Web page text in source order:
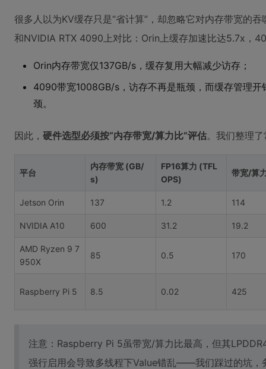
很多人以为KV缓存只是“省计算”，却忽略它对内存带宽的
和NVIDIA RTX 4090上对比：Orin上缓存加速比达5.7x，
Orin内存带宽仅137GB/s，缓存复用大幅减少访存；
4090带宽1008GB/s，访存不再是瓶颈，而缓存管理
颈。
因此， 硬件选型必须按“内存带宽/算力比”评估。我们整理
平台
内存带宽 (GB/
s)
FP16算力 (TFL
OPS)
带宽/算
Jetson Orin 137 1.2 114
NVIDIA A10 600 31.2 19.2
AMD Ryzen 9 7
950X
85 0.5 170
Raspberry Pi 5 8.5 0.02 425
注意：Raspberry Pi 5虽带宽/算力比最高，但其
强行启用会导致多线程下Value错乱——我们踩过的坑，